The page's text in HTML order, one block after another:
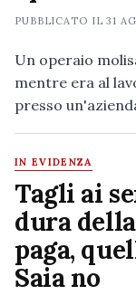
PUBBLICATO IL31
Un operaio
mentre era al
presso
IN EVIDENZA
Tagli ai
dura
paga,
Saia no